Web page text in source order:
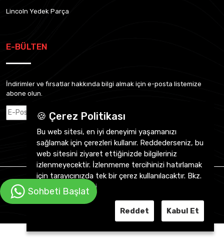
Lincoln Yedek Parça
E-BÜLTEN
İndirimler ve fırsatlar hakkında bilgi almak için e-posta listemize
abone olun.
Abone Ol
CVY Otomotiv 2026 ©
Sohbeti Başlat
🍪 Çerez Politikası
Bu web sitesi, en iyi deneyimi yaşamanızı
sağlamak için çerezleri kullanır. Reddederseniz, bu
web sitesini ziyaret ettiğinizde bilgileriniz
izlenmeyecektir. İzlenmeme tercihinizi hatırlamak
için tarayıcınızda tek bir çerez kullanılacaktır. Bkz.
Gizlilik Sözleşmesi
Reddet Kabul Et